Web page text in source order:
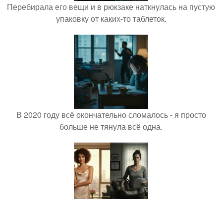
Перебирала его вещи и в рюкзаке наткнулась на пустую
упаковку от каких-то таблеток.
В 2020 году всё окончательно сломалось - я просто
больше не тянула всё одна.